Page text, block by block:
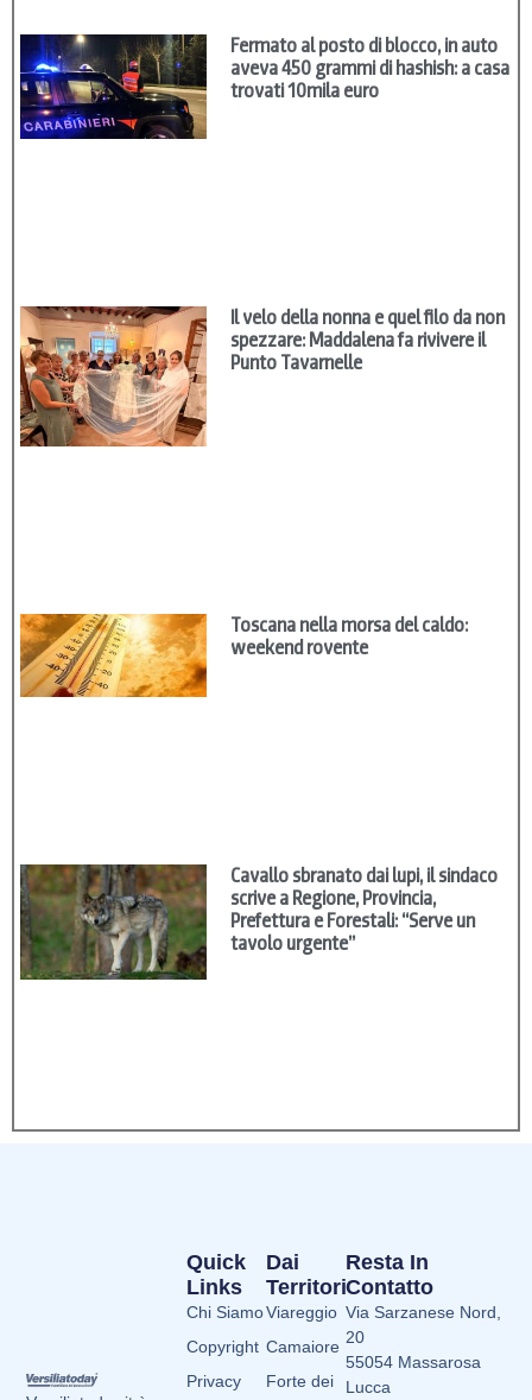
aveva 450 grammi di hashish: a casa
trovati 10mila euro
spezzare: Maddalena fa rivivere il
Punto Tavarnelle
weekend rovente
scrive a Regione, Provincia,
Prefettura e Forestali: “Serve un
tavolo urgente”
Versiliatoday.it è una
Territori
Viareggio
Camaiore
Forte dei
Marmi
Links
Chi Siamo
Copyright
Privacy
Cookies
Contatto
Via Sarzanese Nord,
20
55054 Massarosa
Lucca
Per Pubblicità